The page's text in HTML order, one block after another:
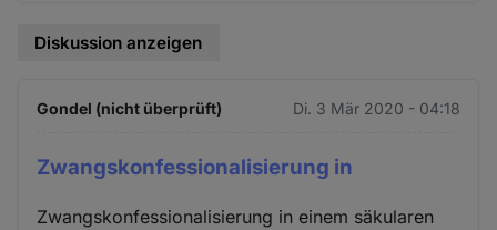
Diskussion anzeigen
Gondel (nicht überprüft) Di. 3 Mär 2020 - 04:18
Zwangskonfessionalisierung in
Zwangskonfessionalisierung in einem säkularen